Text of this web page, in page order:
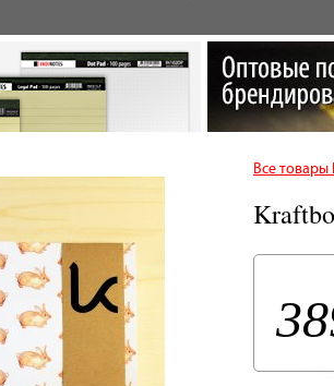
Все